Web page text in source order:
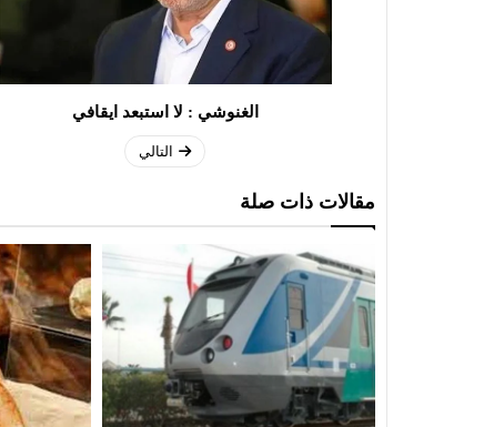
الغنوشي : لا استبعد ايقافي
التالي
مقالات ذات صلة